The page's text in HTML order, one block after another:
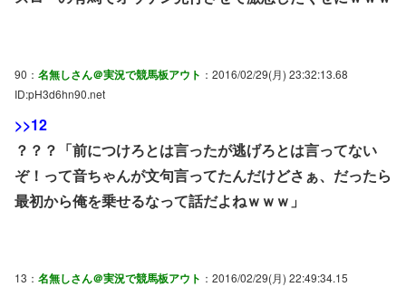
90： 名無しさん＠実況で競馬板アウト ：2016/02/29(月) 23:32:13.68
ID:pH3d6hn90.net
>>12
？？？「前につけろとは言ったが逃げろとは言ってない
ぞ！って音ちゃんが文句言ってたんだけどさぁ、だったら
最初から俺を乗せるなって話だよねｗｗｗ」
13： 名無しさん＠実況で競馬板アウト ：2016/02/29(月) 22:49:34.15